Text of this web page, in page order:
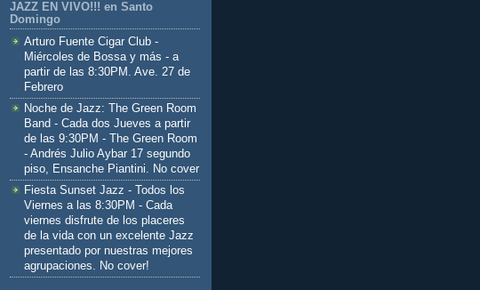
JAZZ EN VIVO!!! en Santo
Domingo
Arturo Fuente Cigar Club -
Miércoles de Bossa y más - a
partir de las 8:30PM. Ave. 27 de
Febrero
Noche de Jazz: The Green Room
Band - Cada dos Jueves a partir
de las 9:30PM - The Green Room
- Andrés Julio Aybar 17 segundo
piso, Ensanche Piantini. No cover
Fiesta Sunset Jazz - Todos los
Viernes a las 8:30PM - Cada
viernes disfrute de los placeres
de la vida con un excelente Jazz
presentado por nuestras mejores
agrupaciones. No cover!